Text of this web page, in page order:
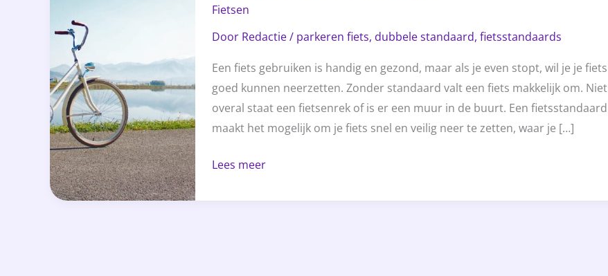
Fietsen
Door Redactie/ parkeren fiets, dubbele standaard, fietsstandaards
Een fiets gebruiken is handig en gezond, maar als je even stopt, wil je je fiets
goed kunnen neerzetten. Zonder standaard valt een fiets makkelijk om. Niet
overal staat een fietsenrek of is er een muur in de buurt. Een fietsstandaard
maakt het mogelijk om je fiets snel en veilig neer te zetten, waar je […]
van
je
Lees meer